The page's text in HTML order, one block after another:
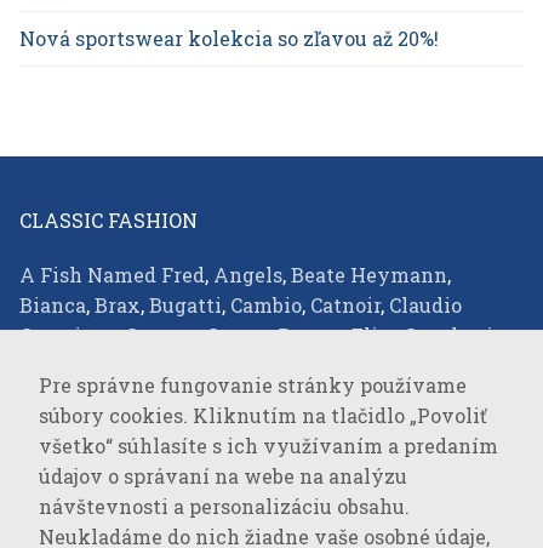
Nová sportswear kolekcia so zľavou až 20%!
CLASSIC FASHION
A Fish Named Fred, Angels,Beate Heymann,
Bianca,Brax,Bugatti, Cambio, Catnoir, Claudio
Campione,Comma,Covert,Desoto,Elisa Cavaletti,
JEANS,Joseph Ribkoff,LALA Berlin,Lisa
Campione,Loevenich,Marc Cain,Milestone,Monari
Oblique,Olsen,Parami,Pierre Cardin,R2
Amsterdam,Rockandblue,Roy Robson,Suri Frey
Vanguard
Pre správne fungovanie stránky používame
súbory cookies. Kliknutím na tlačidlo „Povoliť
všetko“ súhlasíte s ich využívaním a predaním
údajov o správaní na webe na analýzu
návštevnosti a personalizáciu obsahu.
Neukladáme do nich žiadne vaše osobné údaje,